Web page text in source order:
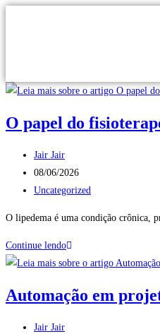
O papel do
Jair Jair
08/06/2026
Uncategorized
O lipedema é uma condição crônica,
Continue lendo
Automação em
Jair Jair